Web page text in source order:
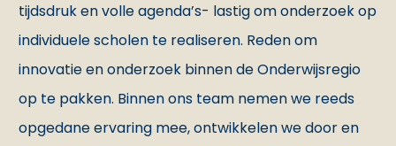
tijdsdruk en volle agenda’s- lastig om onderzoek op
individuele scholen te realiseren. Reden om
innovatie en onderzoek binnen de Onderwijsregio
op te pakken. Binnen ons team nemen we reeds
opgedane ervaring mee, ontwikkelen we door en